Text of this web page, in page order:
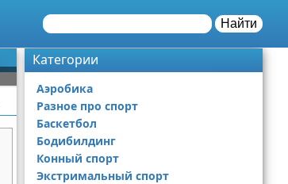
Найти
Категории
Аэробика
Разное про спорт
Баскетбол
Бодибилдинг
Конный спорт
Экстримальный спорт